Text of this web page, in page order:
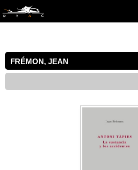
FRÉMON, JEAN